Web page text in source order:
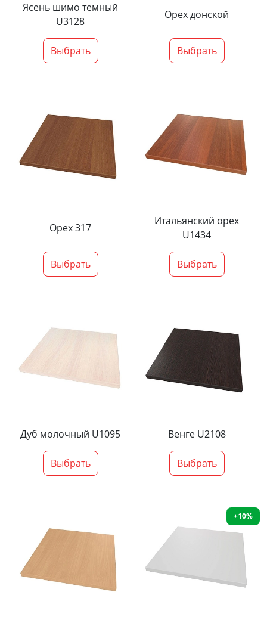
Ясень шимо темный
U3128
Выбрать
Орех донской
Выбрать
Орех 317
Выбрать
Итальянский орех
U1434
Выбрать
Дуб молочный U1095
Выбрать
Венге U2108
Выбрать
+10%